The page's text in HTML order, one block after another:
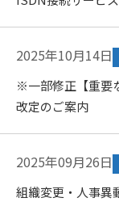
2025年10月14日
※一部修正【重要
改定のご案内
2025年09月26日
組織変更・人事異